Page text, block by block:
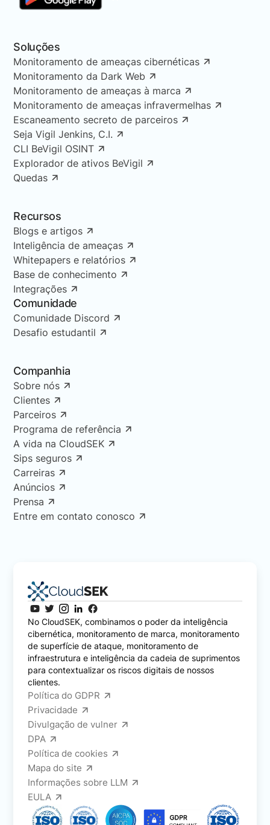
Soluções
Monitoramento de ameaças cibernéticas
Monitoramento da Dark Web
Monitoramento de ameaças à marca
Monitoramento de ameaças infravermelhas
Escaneamento secreto de parceiros
Seja Vigil Jenkins, C.I.
CLI BeVigil OSINT
Explorador de ativos BeVigil
Quedas
Recursos
Blogs e artigos
Inteligência de ameaças
Whitepapers e relatórios
Base de conhecimento
Integrações
Comunidade
Comunidade Discord
Desafio estudantil
Companhia
Sobre nós
Clientes
Parceiros
Programa de referência
A vida na CloudSEK
Sips seguros
Carreiras
Anúncios
Prensa
Entre em contato conosco
No CloudSEK, combinamos o poder da inteligência
cibernética, monitoramento de marca, monitoramento
de superfície de ataque, monitoramento de
infraestrutura e inteligência da cadeia de suprimentos
para contextualizar os riscos digitais de nossos
clientes.
Política do GDPR
Privacidade
Divulgação de vulner
DPA
Política de cookies
Mapa do site
Informações sobre LLM
EULA